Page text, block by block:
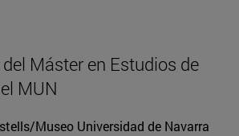
Máster en Estudios de
MUN
Museo Universidad de Navarra